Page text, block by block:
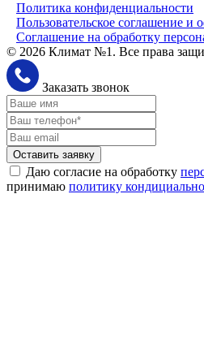
Политика конфиденциальности
Пользовательское соглашение и
Соглашение на обработку
© 2026 Климат №1. Все права
Заказать звонок
Оставить заявку
Даю согласие на обработку
принимаю политику